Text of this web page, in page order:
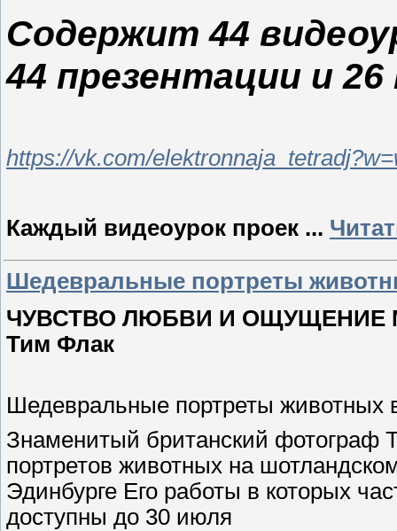
Содержит44
44 презентации и26
https://vk.com/
Каждый видеоурок проек ...
Шедевральные портреты
ЧУВСТВО ЛЮБВИ И ОЩУЩЕНИЕ
Тим Флак
Шедевральные портреты животных
Знаменитый британский фотограф
портретов животных на
Эдинбурге Его работы в которых
доступны до 30 июля